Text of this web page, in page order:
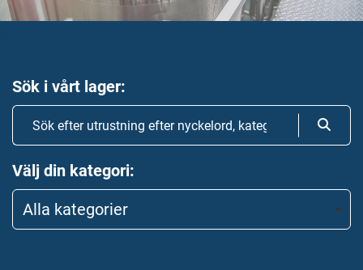
Sök i vårt lager
Välj din kategori
Alla kategorier